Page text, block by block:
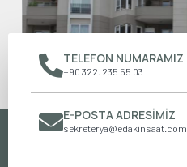
TELEFON NUMARAMIZ
+90 322. 235 55 03
E-POSTA ADRESIMIZ
sekreterya@edakinsaat.com